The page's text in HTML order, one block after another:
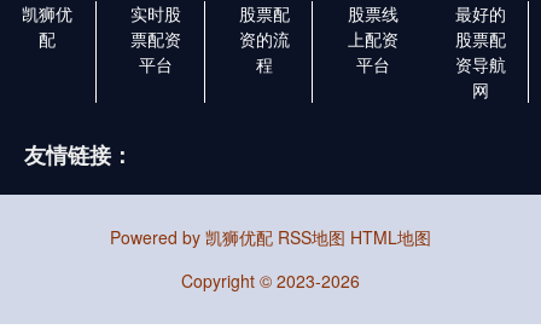
凯狮优
配
实时股
票配资
平台
股票配
资的流
程
股票线
上配资
平台
最好的
股票配
资导航
网
友情链接：
Powered by 凯狮优配 RSS地图 HTML地图
Copyright © 2023-2026